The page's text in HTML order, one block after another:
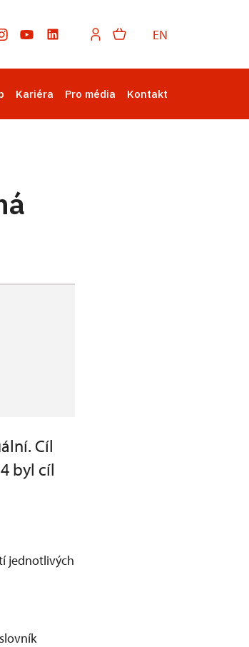
EN
Kariéra Pro média Kontakt
Cíl
byl cíl
jednotlivých